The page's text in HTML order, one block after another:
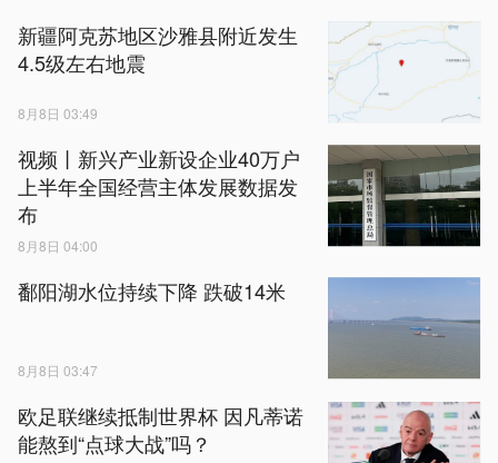
新疆阿克苏地区沙雅县附近发生
4.5级左右地震
8月8日 03:49
视频丨新兴产业新设企业40万户
上半年全国经营主体发展数据发
布
8月8日 04:00
鄱阳湖水位持续下降 跌破14米
8月8日 03:47
欧足联继续抵制世界杯 因凡蒂诺
能熬到“点球大战”吗？